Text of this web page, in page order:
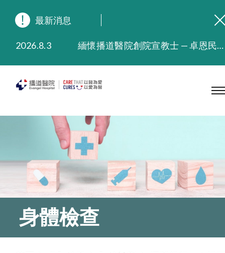
最新消息
2026.8.3
緬懷播道醫院創院宣教士 — 卓恩民醫生香港追思會
2025.9.23
本院在暴雨或颱風警告信號 (包括黑色暴雨及8號或以上熱帶氣旋警告信號) 下，仍會維持有限度服務。如有查詢，可致電2711 5222。
2025.7.21
播道醫院手機App已推出查閱病歷記錄及求診資料功能，請即下載
身體檢查